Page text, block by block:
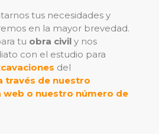
tus necesidades y
en la mayor brevedad.
tu obra civil y nos
con el estudio para
del
través de nuestro
o nuestro número de